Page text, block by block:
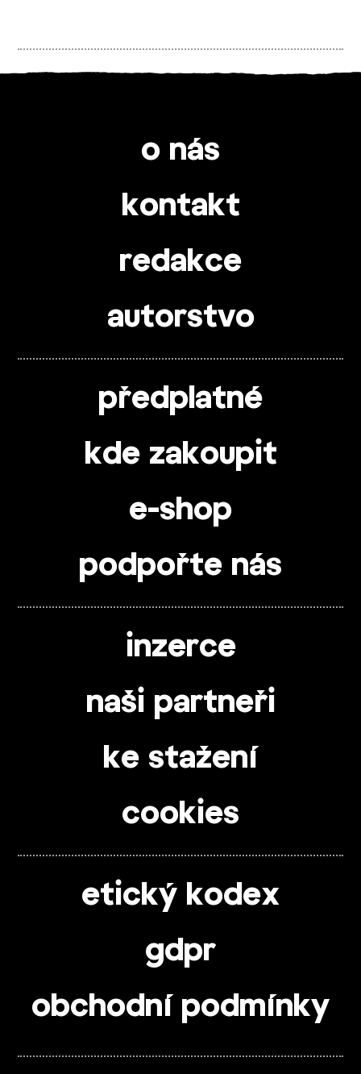
o nás
kontakt
redakce
autorstvo
předplatné
kde zakoupit
e-shop
podpořte nás
inzerce
naši partneři
ke stažení
cookies
etický kodex
gdpr
obchodní podmínky